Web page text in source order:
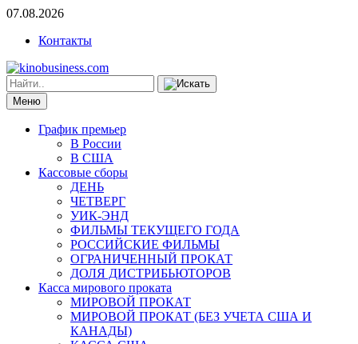
07.08.2026
Контакты
Меню
График премьер
В России
В США
Кассовые сборы
ДЕНЬ
ЧЕТВЕРГ
УИК-ЭНД
ФИЛЬМЫ ТЕКУЩЕГО ГОДА
РОССИЙСКИЕ ФИЛЬМЫ
ОГРАНИЧЕННЫЙ ПРОКАТ
ДОЛЯ ДИСТРИБЬЮТОРОВ
Касса мирового проката
МИРОВОЙ ПРОКАТ
МИРОВОЙ ПРОКАТ (БЕЗ УЧЕТА США И
КАНАДЫ)